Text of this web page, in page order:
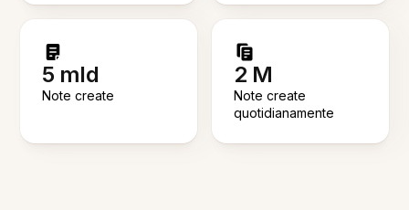
5 mld
Note create
2 M
Note create
quotidianamente